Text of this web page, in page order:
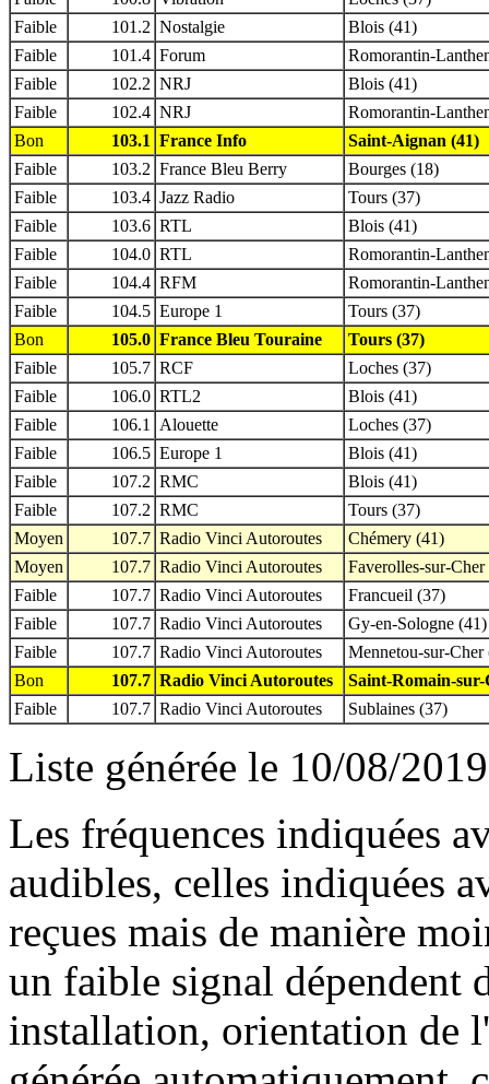
Faible
101.2 Nostalgie
Blois (41)
Faible
101.4 Forum
Romorantin-
Faible
102.2 NRJ
Blois (41)
Faible
102.4 NRJ
Romorantin-
Bon
103.1 France Info
Saint-Aignan (41)
Faible
103.2 France Bleu Berry
Bourges (18)
Faible
103.4 Jazz Radio
Tours (37)
Faible
103.6 RTL
Blois (41)
Faible
104.0 RTL
Romorantin-
Faible
104.4 RFM
Romorantin-
Faible
104.5 Europe 1
Tours (37)
Bon
105.0 France Bleu Touraine
Tours (37)
Faible
105.7 RCF
Loches (37)
Faible
106.0 RTL2
Blois (41)
Faible
106.1 Alouette
Loches (37)
Faible
106.5 Europe 1
Blois (41)
Faible
107.2 RMC
Blois (41)
Faible
107.2 RMC
Tours (37)
Moyen
107.7 Radio Vinci Autoroutes
Chémery (41)
Moyen
107.7 Radio Vinci Autoroutes
Faverolles-sur-Cher
Faible
107.7 Radio Vinci Autoroutes
Francueil (37)
Faible
107.7 Radio Vinci Autoroutes
Gy-en-Sologne (41)
Faible
107.7 Radio Vinci Autoroutes
Mennetou-sur-Cher
Bon
107.7 Radio Vinci Autoroutes
Saint-Romain-sur-
Faible
107.7 Radio Vinci Autoroutes Sublaines (37)
Liste générée le 10/08/
Les fréquences indiquées
audibles, celles indiquées
reçues mais de manière
un faible signal dépendent
installation, orientation de